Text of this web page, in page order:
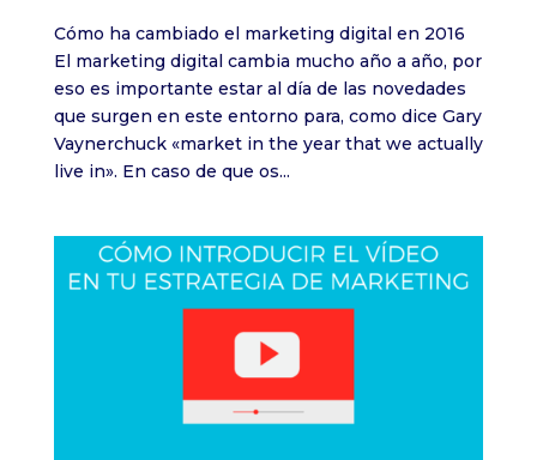
Cómo ha cambiado el marketing digital en 2016
El marketing digital cambia mucho año a año, por
eso es importante estar al día de las novedades
que surgen en este entorno para, como dice Gary
Vaynerchuck «market in the year that we actually
live in». En caso de que os...